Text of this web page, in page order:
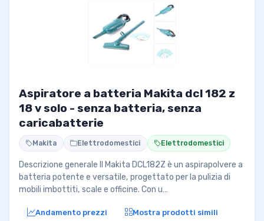
Aspiratore a batteria Makita dcl 182 z
18 v solo - senza batteria, senza
caricabatterie
Makita Elettrodomestici Elettrodomestici
Descrizione generale Il Makita DCL182Z è un aspirapolvere a
batteria potente e versatile, progettato per la pulizia di
mobili imbottiti, scale e officine. Con u…
Andamento prezzi Mostra prodotti simili